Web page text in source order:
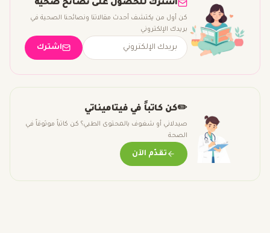
اشترك للحصول على نصائح صحية
كن أول من يكتشف أحدث مقالاتنا ونصائحنا الصحية في
بريدك الإلكتروني
اشترك
✏️كن كاتباً في فيتاميناتي
صيدلاني أو شغوف بالمحتوى الطبي؟ كن كاتباً موثوقاً في
الصحة
تقدّم الآن